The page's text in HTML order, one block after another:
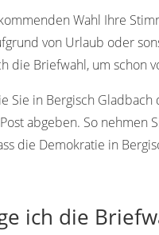
Wahl Ihre
von Urlaub oder
die Briefwahl, um schon
Sie in Bergisch
abgeben. So
die Demokratie in
ich die